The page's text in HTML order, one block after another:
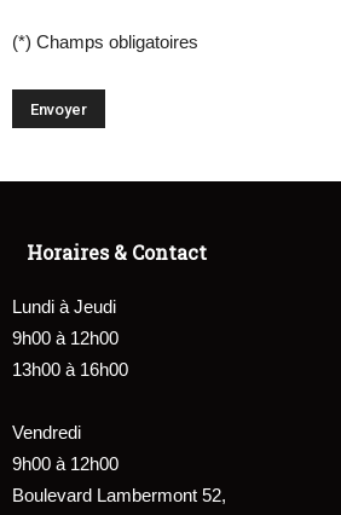
(*) Champs obligatoires
Horaires & Contact
Lundi à Jeudi
9h00 à 12h00
13h00 à 16h00
Vendredi
9h00 à 12h00
Boulevard Lambermont 52,